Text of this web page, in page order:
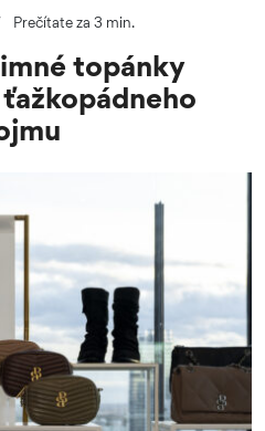
Prečítate za 3 min.
topánky